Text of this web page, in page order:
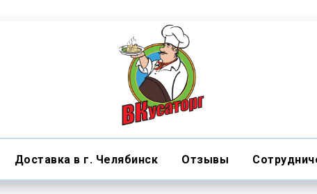
Доставка в г. Челябинск Отзывы